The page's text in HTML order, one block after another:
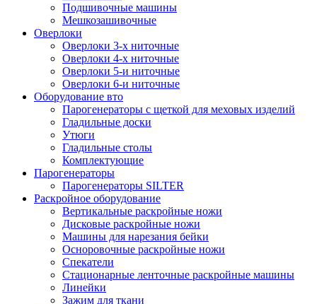
Подшивочные машины
Мешкозашивочные
Оверлоки
Оверлоки 3-х ниточные
Оверлоки 4-х ниточные
Оверлоки 5-и ниточные
Оверлоки 6-и ниточные
Оборудование вто
Парогенераторы с щеткой для меховых изделий
Гладильные доски
Утюги
Гладильные столы
Комплектующие
Парогенераторы
Парогенераторы SILTER
Раскройное оборудование
Вертикальные раскройные ножи
Дисковые раскройные ножи
Машины для нарезания бейки
Осноровочные раскройные ножи
Спекатели
Стационарные ленточные раскройные машины
Линейки
Зажим для ткани